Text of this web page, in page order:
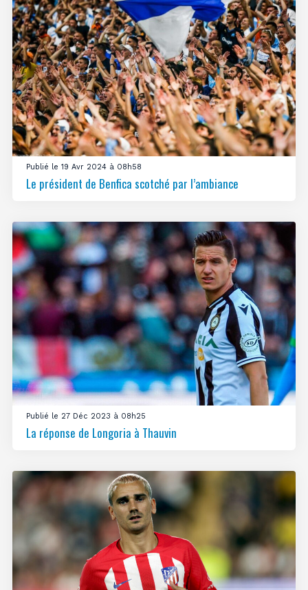
Publié le 19 Avr 2024 à 08h58
Le président de Benfica scotché par l’ambiance
Publié le 27 Déc 2023 à 08h25
La réponse de Longoria à Thauvin